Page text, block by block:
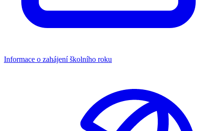
Informace o zahájení školního roku